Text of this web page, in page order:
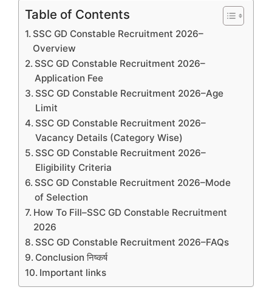
Table of Contents
SSC GD Constable Recruitment 2026–
Overview
SSC GD Constable Recruitment 2026–
Application Fee
SSC GD Constable Recruitment 2026–Age
Limit
SSC GD Constable Recruitment 2026–
Vacancy Details (Category Wise)
SSC GD Constable Recruitment 2026–
Eligibility Criteria
SSC GD Constable Recruitment 2026–Mode
of Selection
How To Fill–SSC GD Constable Recruitment
2026
SSC GD Constable Recruitment 2026–FAQs
Conclusion निष्कर्ष
Important links